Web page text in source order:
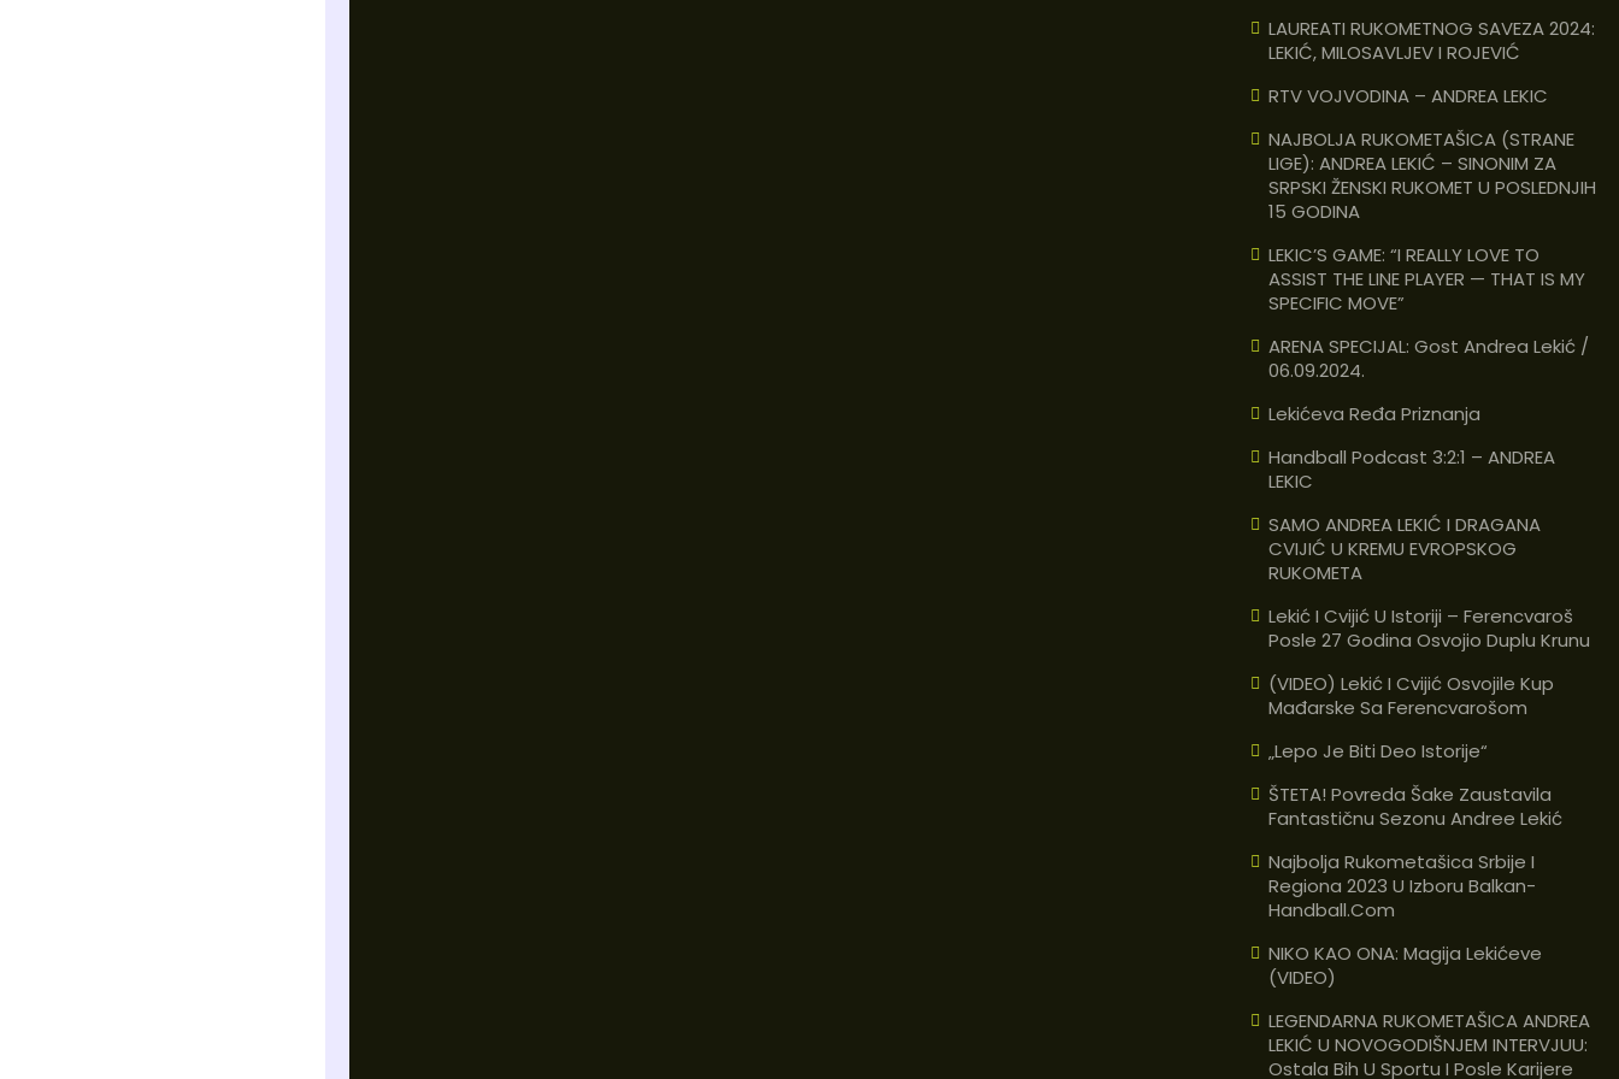
LAUREATI RUKOMETNOG SAVEZA 2024:
LEKIĆ, MILOSAVLJEV I ROJEVIĆ
RTV VOJVODINA – ANDREA LEKIC
NAJBOLJA RUKOMETAŠICA (STRANE
LIGE): ANDREA LEKIĆ – SINONIM ZA
SRPSKI ŽENSKI RUKOMET U POSLEDNJIH
15 GODINA
LEKIC’S GAME: “I REALLY LOVE TO
ASSIST THE LINE PLAYER — THAT IS MY
SPECIFIC MOVE”
ARENA SPECIJAL: Gost Andrea Lekić /
06.09.2024.
Lekićeva Ređa Priznanja
Handball Podcast 3:2:1 – ANDREA
LEKIC
SAMO ANDREA LEKIĆ I DRAGANA
CVIJIĆ U KREMU EVROPSKOG
RUKOMETA
Lekić I Cvijić U Istoriji – Ferencvaroš
Posle 27 Godina Osvojio Duplu Krunu
(VIDEO) Lekić I Cvijić Osvojile Kup
Mađarske Sa Ferencvarošom
„Lepo Je Biti Deo Istorije“
ŠTETA! Povreda Šake Zaustavila
Fantastičnu Sezonu Andree Lekić
Najbolja Rukometašica Srbije I
Regiona 2023 U Izboru Balkan-
Handball.com
NIKO KAO ONA: Magija Lekićeve
(VIDEO)
LEGENDARNA RUKOMETAŠICA ANDREA
LEKIĆ U NOVOGODIŠNJEM INTERVJUU:
Ostala Bih U Sportu I Posle Karijere